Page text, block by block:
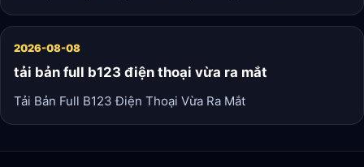
2026-08-08
tải bản full b123 điện thoại vừa ra mắt
Tải Bản Full B123 Điện Thoại Vừa Ra Mắt